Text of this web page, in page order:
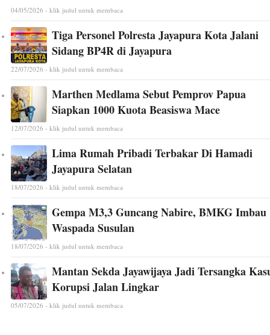
04/05/2026 - klik judul untuk membaca
Tiga Personel Polresta Jayapura Kota Jalani
Sidang BP4R di Jayapura
22/07/2026 - klik judul untuk membaca
Marthen Medlama Sebut Pemprov Papua
Siapkan 1000 Kuota Beasiswa Mace
12/07/2026 - klik judul untuk membaca
Lima Rumah Pribadi Terbakar Di Hamadi
Jayapura Selatan
18/07/2026 - klik judul untuk membaca
Gempa M3,3 Guncang Nabire, BMKG Imbau
Waspada Susulan
18/07/2026 - klik judul untuk membaca
Mantan Sekda Jayawijaya Jadi Tersangka
Korupsi Jalan Lingkar
05/07/2026 - klik judul untuk membaca